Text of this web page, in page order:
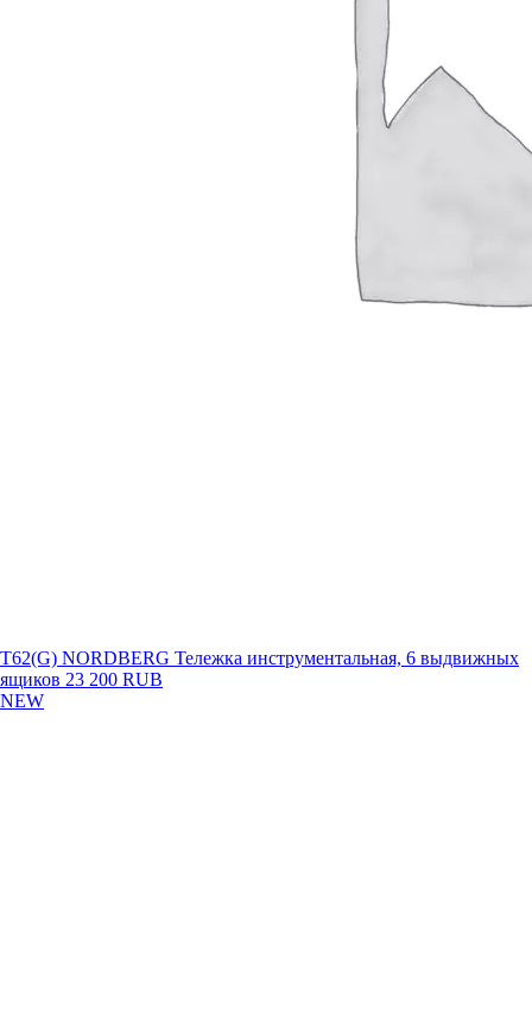
T62(G) NORDBERG Тележка инструментальная, 6 выдвижных
ящиков 23 200 RUB
NEW